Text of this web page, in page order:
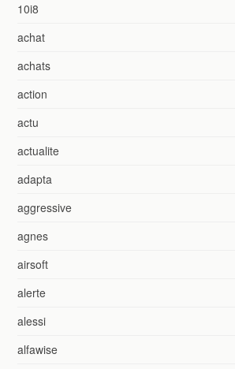
10i8
achat
achats
action
actu
actualite
adapta
aggressive
agnes
airsoft
alerte
alessi
alfawise